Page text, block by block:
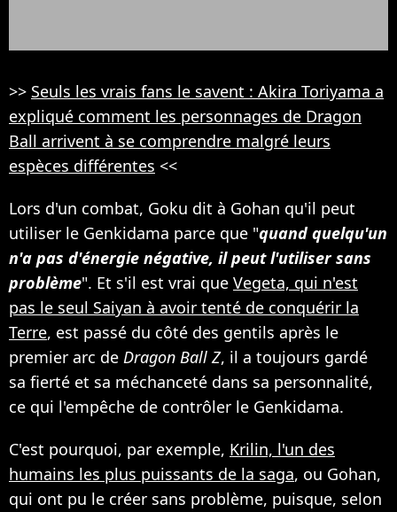
>> Seuls les vrais fans le savent : Akira Toriyama a
expliqué comment les personnages de Dragon
Ball arrivent à se comprendre malgré leurs
espèces différentes <<
Lors d'un combat, Goku dit à Gohan qu'il peut
utiliser le Genkidama parce que "quand quelqu'un
n'a pas d'énergie négative, il peut l'utiliser sans
problème". Et s'il est vrai que Vegeta, qui n'est
pas le seul Saiyan à avoir tenté de conquérir la
Terre, est passé du côté des gentils après le
premier arc de Dragon Ball Z, il a toujours gardé
sa fierté et sa méchanceté dans sa personnalité,
ce qui l'empêche de contrôler le Genkidama.
C'est pourquoi, par exemple, Krilin, l'un des
humains les plus puissants de la saga, ou Gohan,
qui ont pu le créer sans problème, puisque, selon